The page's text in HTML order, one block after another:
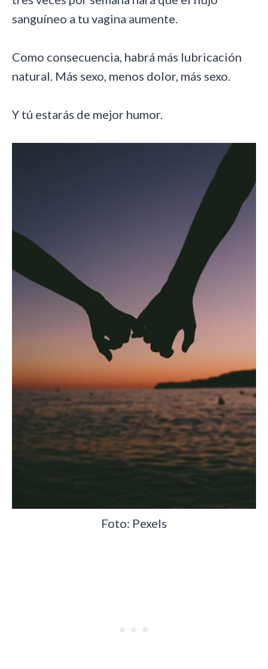
sanguíneo a tu vagina aumente.
Como consecuencia, habrá más lubricación
natural. Más sexo, menos dolor, más sexo.
Y tú estarás de mejor humor.
Foto: Pexels